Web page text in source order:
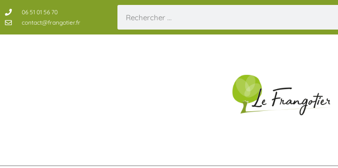
06 51 01 56 70
contact@frangotier.fr